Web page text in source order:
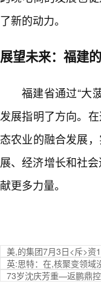
了新的动力。
展望未来：福建
福建省通过“大
发展指明了方向。
态农业的融合发展
展、经济增长和社
献更多力量。
美,的集团7月3日<斥>资
英:思特：在,核聚变领域
73岁沈庆芳重—返鹏鼎